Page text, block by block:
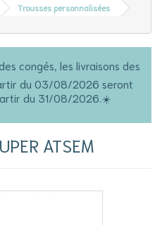
Trousses personnalisées
congés, les livraisons des
du 03/08/2026 seront
du 31/08/2026.☀️
ATSEM